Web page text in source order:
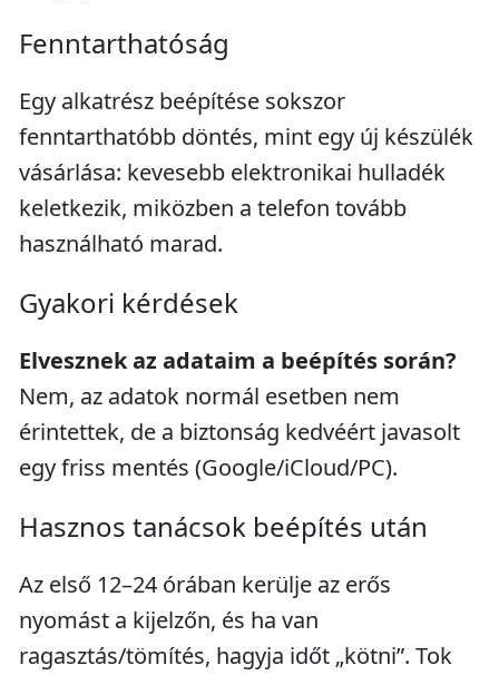
Fenntarthatóság
Egy alkatrész beépítése sokszor
fenntarthatóbb döntés, mint egy új készülék
vásárlása: kevesebb elektronikai hulladék
keletkezik, miközben a telefon tovább
használható marad.
Gyakori kérdések
Elvesznek az adataim a beépítés során?
Nem, az adatok normál esetben nem
érintettek, de a biztonság kedvéért javasolt
egy friss mentés (Google/iCloud/PC).
Hasznos tanácsok beépítés után
Az első 12–24 órában kerülje az erős
nyomást a kijelzőn, és ha van
ragasztás/tömítés, hagyja időt „kötni”. Tok